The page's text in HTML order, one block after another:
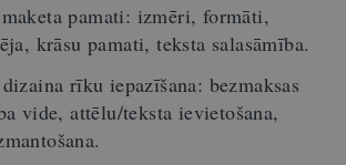
pamati: izmēri, formāti,
krāsu pamati, teksta salasāmība.
rīku iepazīšana: bezmaksas
vide, attēlu/teksta ievietošana,